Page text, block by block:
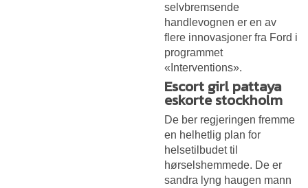
selvbremsende
handlevognen er en av
flere innovasjoner fra Ford i
programmet
«Interventions».
Escort girl pattaya
eskorte stockholm
De ber regjeringen fremme
en helhetlig plan for
helsetilbudet til
hørselshemmede. De er
sandra lyng haugen mann